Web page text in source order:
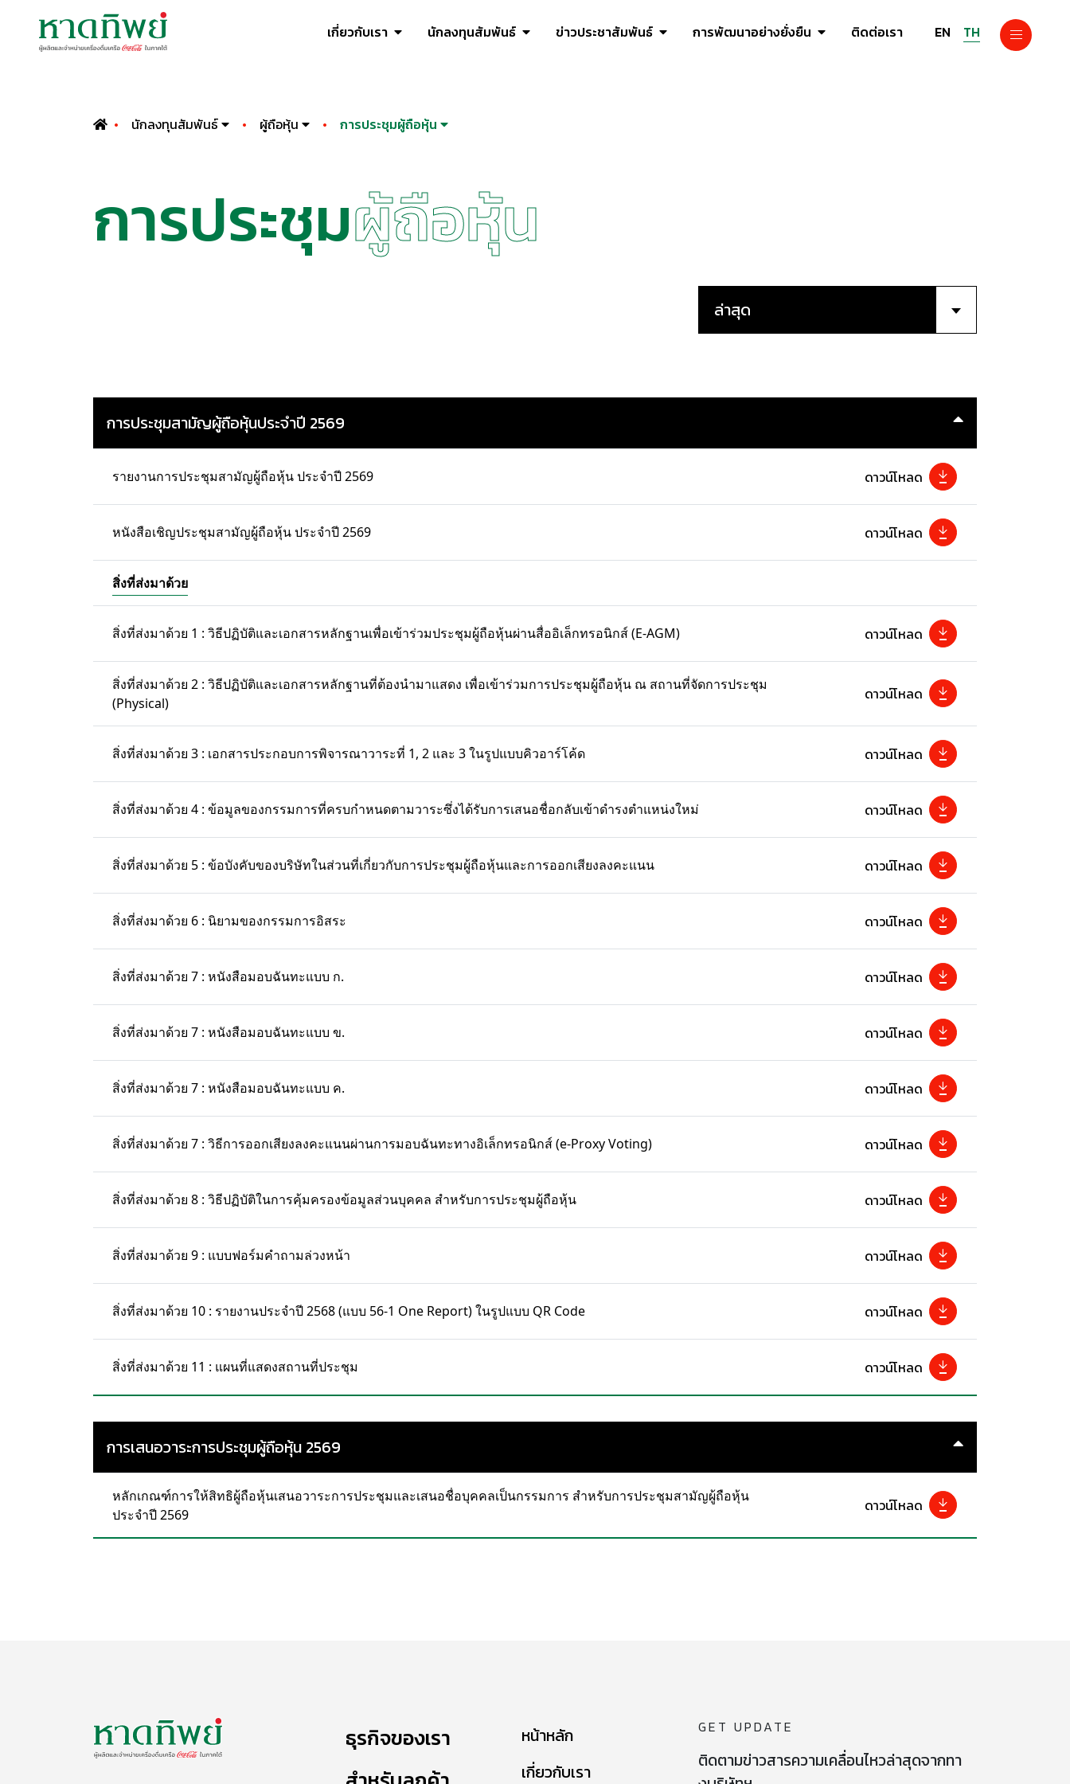
เกี่ยวกับเรา นักลงทุนสัมพันธ์ ข่าวประชาสัมพันธ์ การพัฒนาอย่างยั่งยืน ติดต่อเรา EN TH
นักลงทุนสัมพันธ์ ผู้ถือหุ้น การประชุมผู้ถือหุ้น
การประชุมผู้ถือหุ้น
ล่าสุด
การประชุมสามัญผู้ถือหุ้นประจำปี 2569
รายงานการประชุมสามัญผู้ถือหุ้น ประจำปี 2569 ดาวน์โหลด
หนังสือเชิญประชุมสามัญผู้ถือหุ้น ประจำปี 2569 ดาวน์โหลด
สิ่งที่ส่งมาด้วย
สิ่งที่ส่งมาด้วย 1 : วิธีปฏิบัติและเอกสารหลักฐานเพื่อเข้าร่วมประชุมผู้ถือหุ้นผ่านสื่ออิเล็กทรอนิกส์ (E-AGM) ดาวน์โหลด
สิ่งที่ส่งมาด้วย 2 : วิธีปฏิบัติและเอกสารหลักฐานที่ต้องนำมาแสดง เพื่อเข้าร่วมการประชุมผู้ถือหุ้น ณ สถานที่จัดการประชุม
(Physical)
ดาวน์โหลด
สิ่งที่ส่งมาด้วย 3 : เอกสารประกอบการพิจารณาวาระที่ 1, 2 และ 3 ในรูปแบบคิวอาร์โค้ด ดาวน์โหลด
สิ่งที่ส่งมาด้วย 4 : ข้อมูลของกรรมการที่ครบกำหนดตามวาระซึ่งได้รับการเสนอชื่อกลับเข้าดำรงตำแหน่งใหม่ ดาวน์โหลด
สิ่งที่ส่งมาด้วย 5 : ข้อบังคับของบริษัทในส่วนที่เกี่ยวกับการประชุมผู้ถือหุ้นและการออกเสียงลงคะแนน ดาวน์โหลด
สิ่งที่ส่งมาด้วย 6 : นิยามของกรรมการอิสระ ดาวน์โหลด
สิ่งที่ส่งมาด้วย 7 : หนังสือมอบฉันทะแบบ ก. ดาวน์โหลด
สิ่งที่ส่งมาด้วย 7 : หนังสือมอบฉันทะแบบ ข. ดาวน์โหลด
สิ่งที่ส่งมาด้วย 7 : หนังสือมอบฉันทะแบบ ค. ดาวน์โหลด
สิ่งที่ส่งมาด้วย 7 : วิธีการออกเสียงลงคะแนนผ่านการมอบฉันทะทางอิเล็กทรอนิกส์ (e-Proxy Voting) ดาวน์โหลด
สิ่งที่ส่งมาด้วย 8 : วิธีปฏิบัติในการคุ้มครองข้อมูลส่วนบุคคล สำหรับการประชุมผู้ถือหุ้น ดาวน์โหลด
สิ่งที่ส่งมาด้วย 9 : แบบฟอร์มคำถามล่วงหน้า ดาวน์โหลด
สิ่งที่ส่งมาด้วย 10 : รายงานประจำปี 2568 (แบบ 56-1 One Report) ในรูปแบบ QR Code ดาวน์โหลด
สิ่งที่ส่งมาด้วย 11 : แผนที่แสดงสถานที่ประชุม ดาวน์โหลด
การเสนอวาระการประชุมผู้ถือหุ้น 2569
หลักเกณฑ์การให้สิทธิผู้ถือหุ้นเสนอวาระการประชุมและเสนอชื่อบุคคลเป็นกรรมการ สำหรับการประชุมสามัญผู้ถือหุ้น
ประจำปี 2569
ดาวน์โหลด
ธุรกิจของเรา
หน้าหลัก
เกี่ยวกับเรา
GET UPDATE
ติดตามข่าวสารความเคลื่อนไหวล่าสุดจากทา